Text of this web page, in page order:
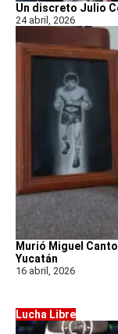
Un discreto Julio
24 abril, 2026
Murió Miguel
Yucatán
16 abril, 2026
Lucha Libre